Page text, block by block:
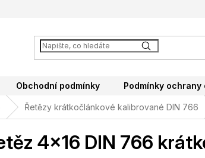
Obchodní podmínky Podmínky
Řetězy krátkočlánkové kalibrované DIN 766
4x16 DIN 766